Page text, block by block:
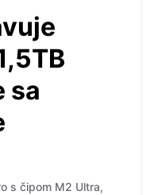
sa
s čipom M2 Ultra,